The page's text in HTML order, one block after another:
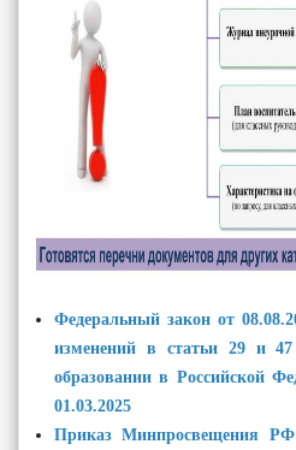
Федеральный закон от
изменений в статьи 29 и
образовании в Российской
01.03.2025
Приказ Минпросвещения